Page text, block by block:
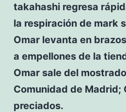
takahashi regresa
la respiración de mark
Omar levanta en
a empellones de la
Omar sale del
Comunidad de Madrid;
preciados.